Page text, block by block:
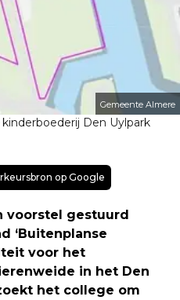
Gemeente Almere
Den Uylpark
op Google
voorstel gestuurd
‘Buitenplanse
voor het
in het Den
het college om